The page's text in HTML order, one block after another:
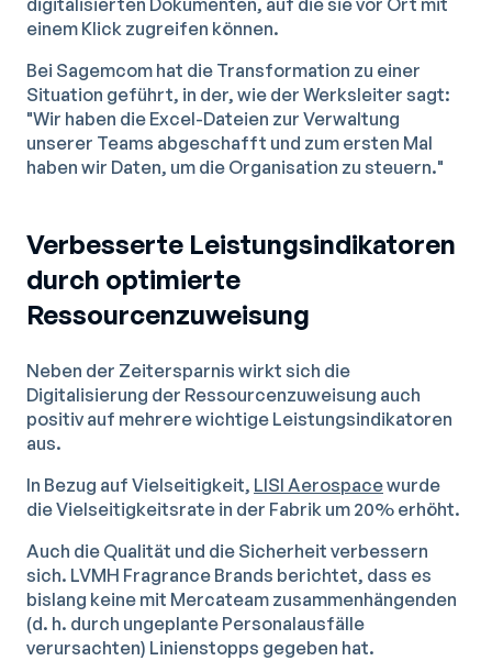
digitalisierten Dokumenten, auf die sie vor Ort mit
einem Klick zugreifen können.
Bei Sagemcom hat die Transformation zu einer
Situation geführt, in der, wie der Werksleiter sagt:
"Wir haben die Excel-Dateien zur Verwaltung
unserer Teams abgeschafft und zum ersten Mal
haben wir Daten, um die Organisation zu steuern."
Verbesserte Leistungsindikatoren
durch optimierte
Ressourcenzuweisung
Neben der Zeitersparnis wirkt sich die
Digitalisierung der Ressourcenzuweisung auch
positiv auf mehrere wichtige Leistungsindikatoren
aus.
In Bezug auf Vielseitigkeit, LISI Aerospacewurde
die Vielseitigkeitsrate in der Fabrik um 20% erhöht.
Auch die Qualität und die Sicherheit verbessern
sich. LVMH Fragrance Brands berichtet, dass es
bislang keine mit Mercateam zusammenhängenden
(d. h. durch ungeplante Personalausfälle
verursachten) Linienstopps gegeben hat.